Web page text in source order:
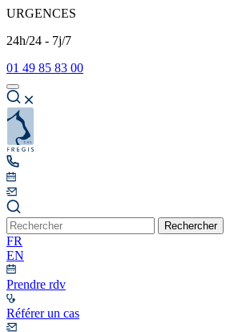
URGENCES
24h/24 - 7j/7
01 49 85 83 00
Rechercher
FR
EN
Prendre rdv
Référer un cas